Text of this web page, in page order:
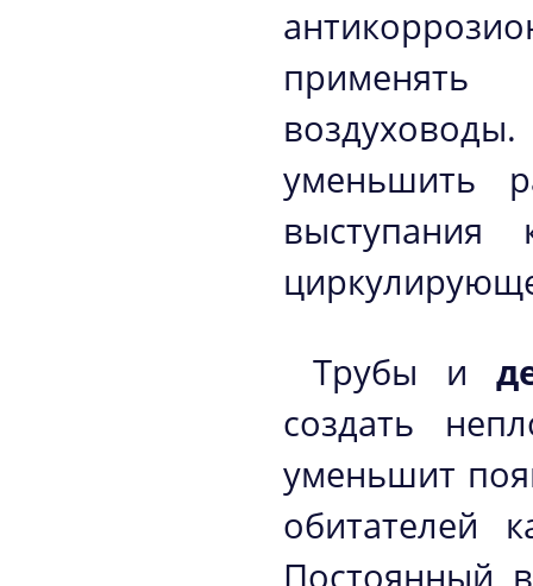
уменьшить
выступания
Трубы и
создать
уменьшит
обитателей
Постоянный